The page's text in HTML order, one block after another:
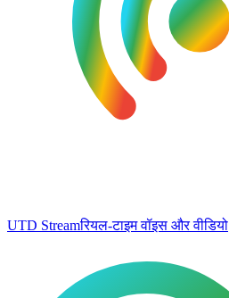
UTD Streamरियल-टाइम वॉइस और वीडियो